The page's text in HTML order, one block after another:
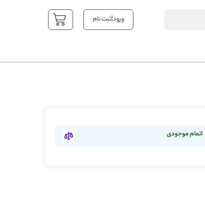
ورود|ثبت نام
YOUR CART
اتمام موجودی